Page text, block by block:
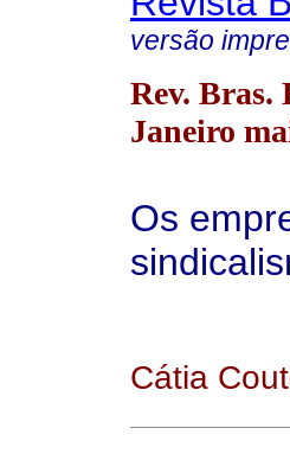
versão
Rev. Bras.
Janeiro
Os
Cátia